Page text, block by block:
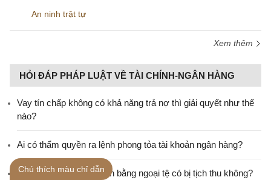
An ninh trật tự
Xem thêm
HỎI ĐÁP PHÁP LUẬT VỀ TÀI CHÍNH-NGÂN HÀNG
Vay tín chấp không có khả năng trả nợ thì giải quyết như thế
nào?
Ai có thẩm quyền ra lệnh phong tỏa tài khoản ngân hàng?
Cho người khác vay tiền bằng ngoại tệ có bị tịch thu không?
Chú thích màu chỉ dẫn